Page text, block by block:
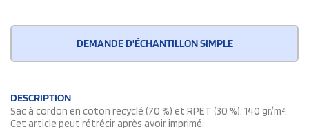
DEMANDE D'ÉCHANTILLON SIMPLE
DESCRIPTION
Sac à cordon en coton recyclé (70 %) et RPET (30 %). 140 gr/m².
Cet article peut rétrécir après avoir imprimé.